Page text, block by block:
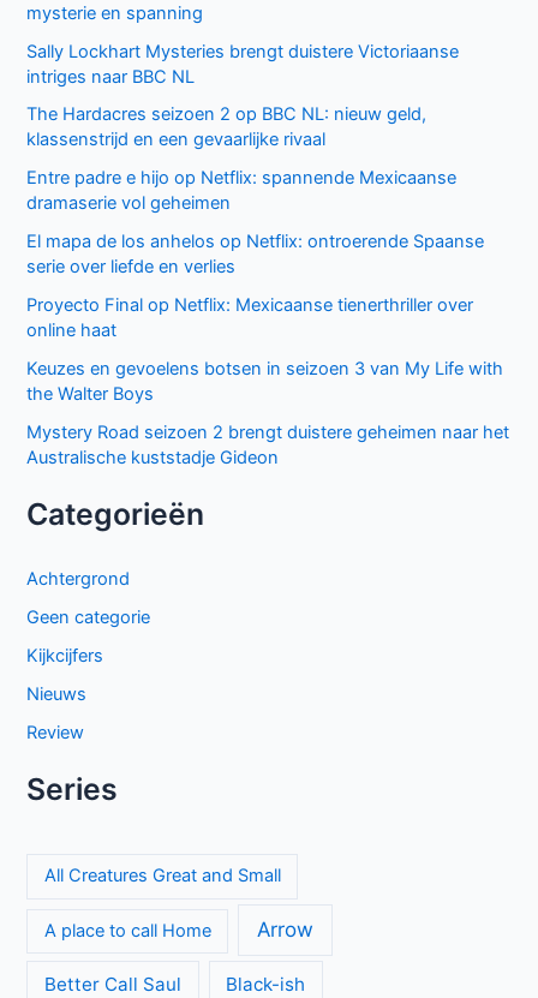
mysterie en spanning
Sally Lockhart Mysteries brengt duistere Victoriaanse
intriges naar BBC NL
The Hardacres seizoen 2 op BBC NL: nieuw geld,
klassenstrijd en een gevaarlijke rivaal
Entre padre e hijo op Netflix: spannende Mexicaanse
dramaserie vol geheimen
El mapa de los anhelos op Netflix: ontroerende Spaanse
serie over liefde en verlies
Proyecto Final op Netflix: Mexicaanse tienerthriller over
online haat
Keuzes en gevoelens botsen in seizoen 3 van My Life with
the Walter Boys
Mystery Road seizoen 2 brengt duistere geheimen naar het
Australische kuststadje Gideon
Categorieën
Achtergrond
Geen categorie
Kijkcijfers
Nieuws
Review
Series
All Creatures Great and Small
A place to call Home Arrow
Better Call Saul Black-ish